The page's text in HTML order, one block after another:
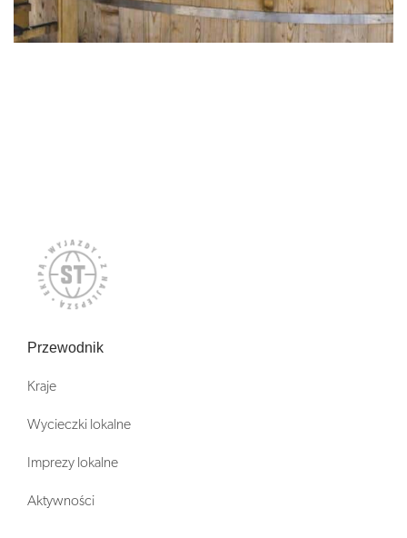
Przewodnik
Kraje
Wycieczki lokalne
Imprezy lokalne
Aktywności